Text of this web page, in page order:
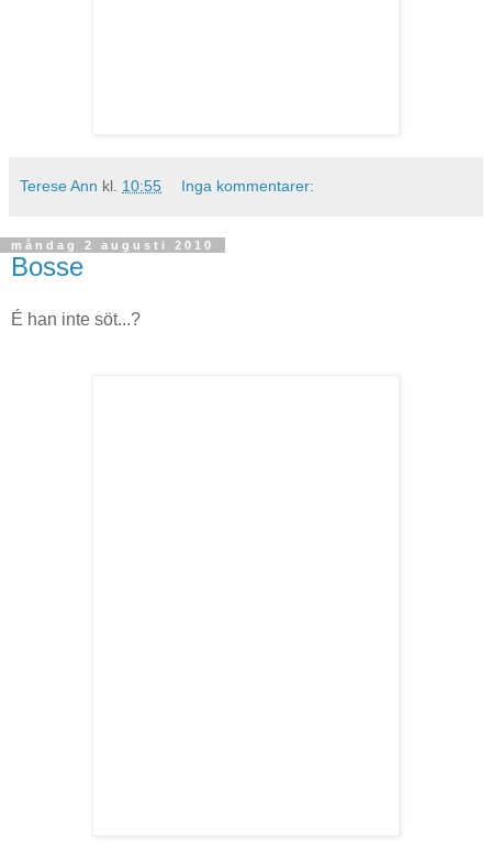
Terese Ann kl. 10:55 Inga kommentarer:
måndag 2 augusti 2010
Bosse
É han inte söt...?